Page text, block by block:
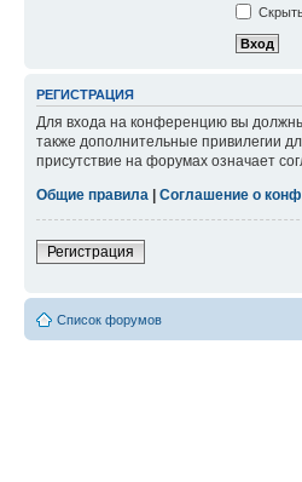
РЕГИСТРАЦИЯ
Для входа на конференцию вы
также дополнительные привилегии
присутствие на форумах означает
Общие правила
Соглашение о
Регистрация
Список форумов